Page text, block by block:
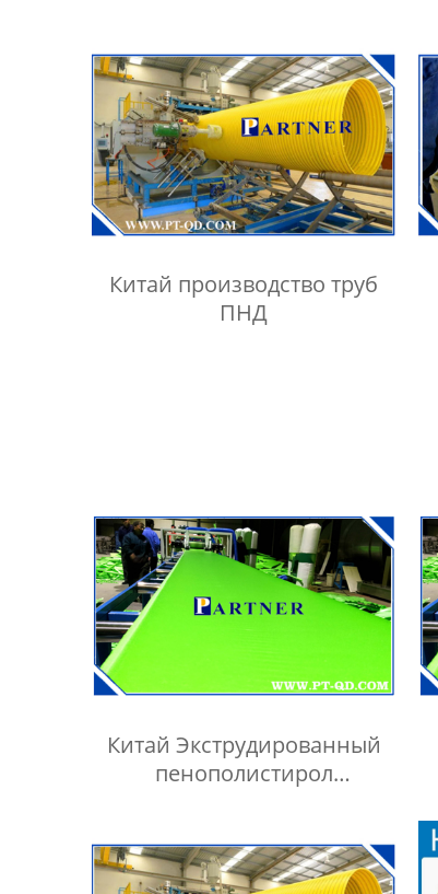
Китай производство труб
ПНД
Китай Экструдированный
пенополистирол